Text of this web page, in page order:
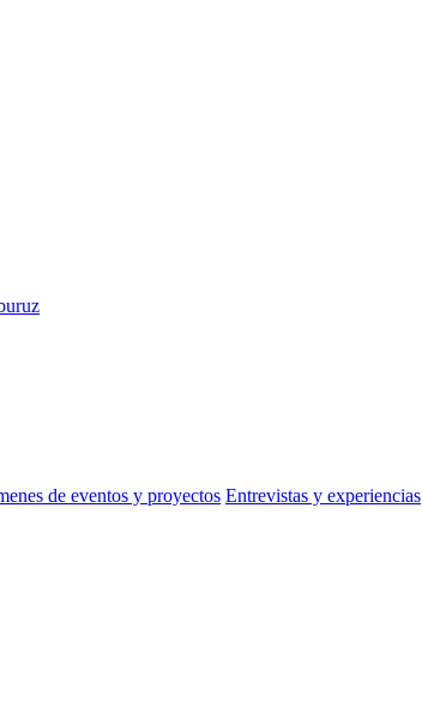
de eventos y proyectos Entrevistas y experiencias